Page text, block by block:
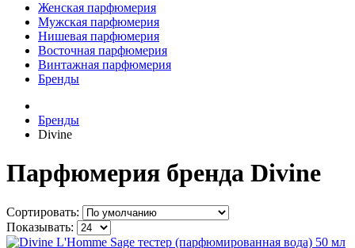
Женская парфюмерия
Мужская парфюмерия
Нишевая парфюмерия
Восточная парфюмерия
Винтажная парфюмерия
Бренды
Бренды
Divine
Парфюмерия бренда Divine
Сортировать:
Показывать: